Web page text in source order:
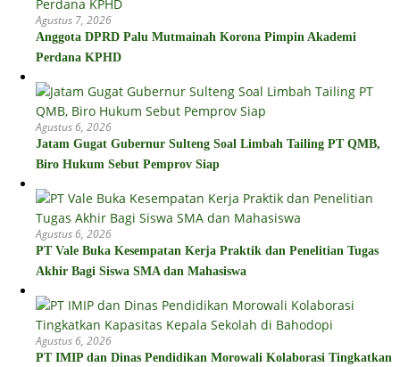
Agustus 7, 2026
Anggota DPRD Palu Mutmainah Korona Pimpin Akademi
Perdana KPHD
Agustus 6, 2026
Jatam Gugat Gubernur Sulteng Soal Limbah Tailing PT QMB,
Biro Hukum Sebut Pemprov Siap
Agustus 6, 2026
PT Vale Buka Kesempatan Kerja Praktik dan Penelitian Tugas
Akhir Bagi Siswa SMA dan Mahasiswa
Agustus 6, 2026
PT IMIP dan Dinas Pendidikan Morowali Kolaborasi Tingkatkan